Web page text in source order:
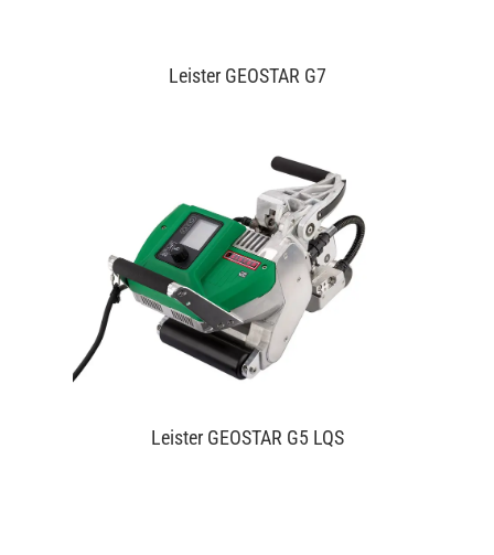
Leister GEOSTAR G7
Leister GEOSTAR G5 LQS